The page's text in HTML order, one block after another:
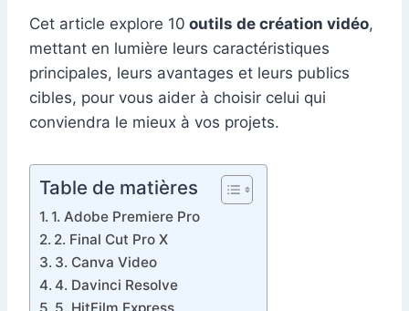
Cet article explore 10 outils de création vidéo,
mettant en lumière leurs caractéristiques
principales, leurs avantages et leurs publics
cibles, pour vous aider à choisir celui qui
conviendra le mieux à vos projets.
Table de matières
1. Adobe Premiere Pro
2. Final Cut Pro X
3. Canva Video
4. Davinci Resolve